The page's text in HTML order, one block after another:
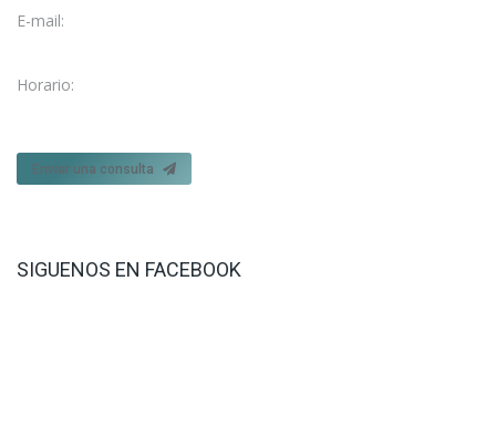
E-mail:
Horario:
Enviar una consulta
SIGUENOS EN FACEBOOK